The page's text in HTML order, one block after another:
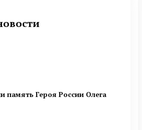
память Героя России Олега